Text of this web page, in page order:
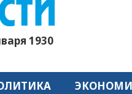
1930